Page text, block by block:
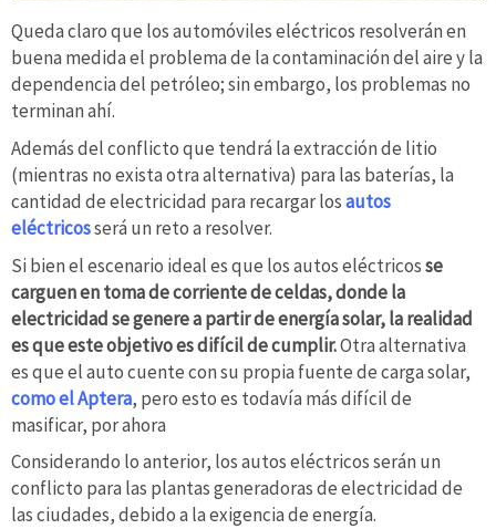
Queda claro que los automóviles eléctricos resolverán en
buena medida el problema de la contaminación del aire y la
dependencia del petróleo; sin embargo, los problemas no
terminan ahí.
Además del conflicto que tendrá la extracción de litio
(mientras no exista otra alternativa) para las baterías, la
cantidad de electricidad para recargar losautos
eléctricosserá un reto a resolver.
Si bien el escenario ideal es que los autos eléctricosse
carguen en toma de corriente de celdas, donde la
electricidad se genere a partir de energía solar, la realidad
es que este objetivo es difícil de cumplir.Otra alternativa
es que el auto cuente con su propia fuente de carga solar,
como el Aptera, pero esto es todavía más difícil de
masificar, por ahora
Considerando lo anterior, los autos eléctricos serán un
conflicto para las plantas generadoras de electricidad de
las ciudades, debido a la exigencia de energía.